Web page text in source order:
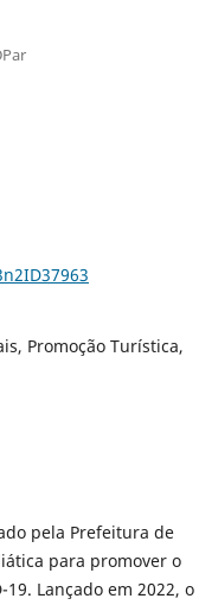
Promoção Turística,
pela Prefeitura de
para promover o
Lançado em 2022, o